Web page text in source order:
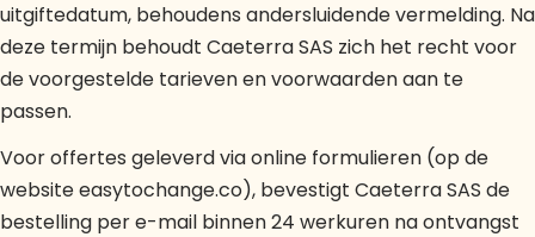
uitgiftedatum, behoudens andersluidende vermelding. Na
deze termijn behoudt Caeterra SAS zich het recht voor
de voorgestelde tarieven en voorwaarden aan te
passen.
Voor offertes geleverd via online formulieren (op de
website easytochange.co), bevestigt Caeterra SAS de
bestelling per e-mail binnen 24 werkuren na ontvangst